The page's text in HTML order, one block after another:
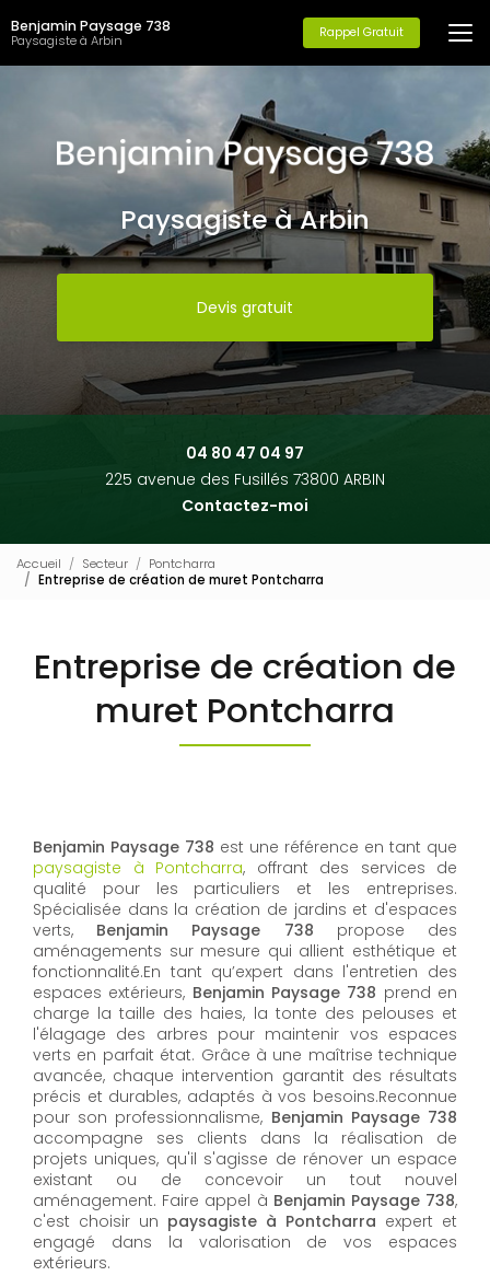
au
contenu
principal
Benjamin Paysage 738
Paysagiste à Arbin Rappel Gratuit
Paysagiste à Arbin
Devis gratuit
04 80 47 04 97
225 avenue des Fusillés 73800 ARBIN
Contactez-moi
Accueil Secteur
Pontcharra
Entreprise de création de muret Pontcharra
Entreprise de création de
muret Pontcharra
Benjamin Paysage 738 est une référence en tant que
paysagiste à Pontcharra, offrant des services de
qualité pour les particuliers et les entreprises.
Spécialisée dans la création de jardins et d'espaces
verts, Benjamin Paysage 738 propose des
aménagements sur mesure qui allient esthétique et
fonctionnalité.En tant qu’expert dans l'entretien des
espaces extérieurs, Benjamin Paysage 738 prend en
charge la taille des haies, la tonte des pelouses et
l'élagage des arbres pour maintenir vos espaces
verts en parfait état. Grâce à une maîtrise technique
avancée, chaque intervention garantit des résultats
précis et durables, adaptés à vos besoins.Reconnue
pour son professionnalisme, Benjamin Paysage 738
accompagne ses clients dans la réalisation de
projets uniques, qu'il s'agisse de rénover un espace
existant ou de concevoir un tout nouvel
aménagement. Faire appel à Benjamin Paysage 738,
c'est choisir un paysagiste à Pontcharra expert et
engagé dans la valorisation de vos espaces
extérieurs.